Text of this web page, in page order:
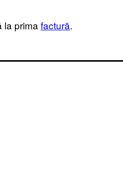
la prima factură.